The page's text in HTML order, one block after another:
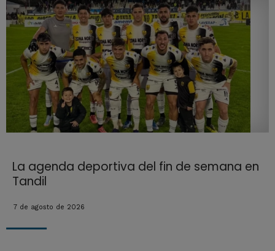
La agenda deportiva del fin de semana en
Tandil
7 de agosto de 2026